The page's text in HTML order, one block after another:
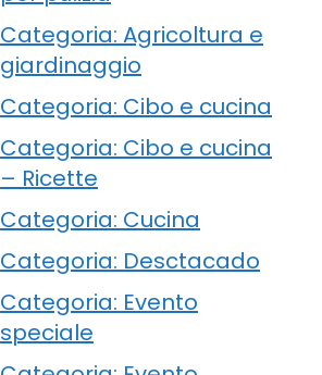
Categoria: Agricoltura e
giardinaggio
Categoria: Cibo e cucina
Categoria: Cibo e cucina
– Ricette
Categoria: Cucina
Categoria: Desctacado
Categoria: Evento
speciale